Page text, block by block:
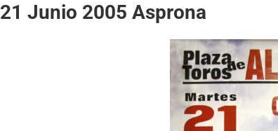
21 Junio 2005 Asprona